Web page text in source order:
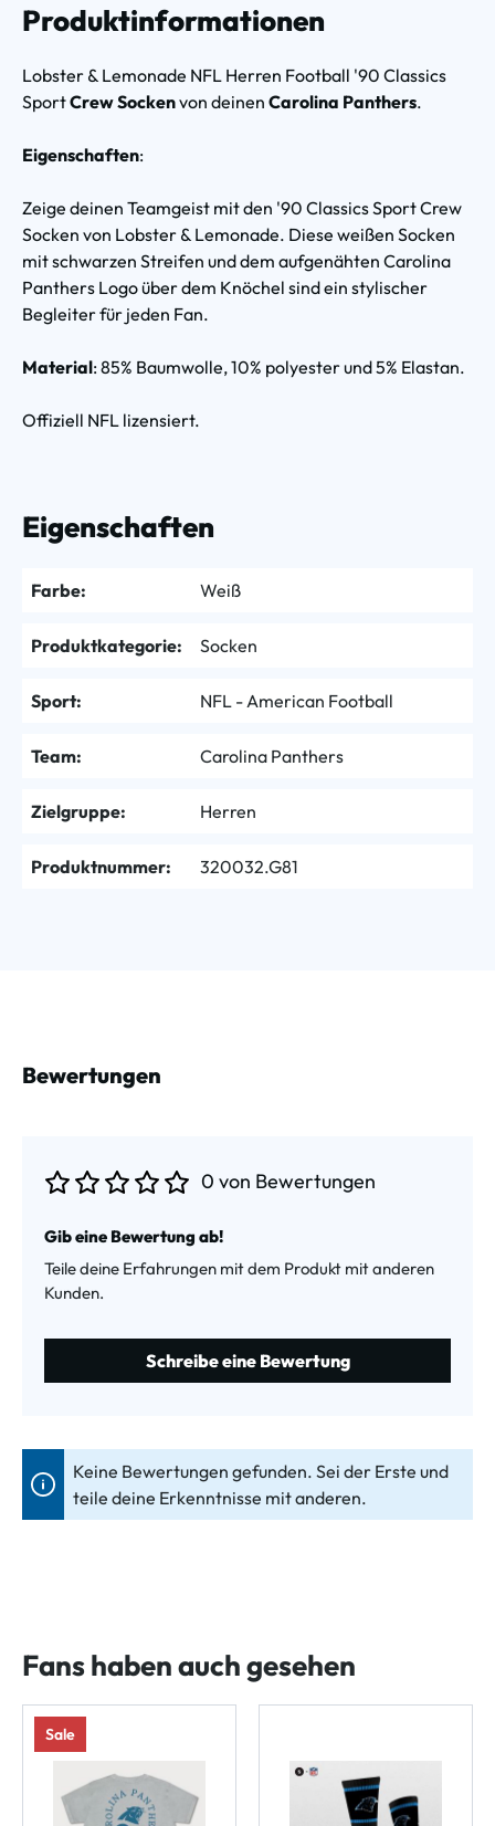
Produktinformationen
Lobster & Lemonade NFL Herren Football '90 Classics
SportCrew Sockenvon deinen Carolina Panthers.
Eigenschaften:
Zeige deinen Teamgeist mit den '90 Classics Sport Crew
Socken von Lobster & Lemonade. Diese weißen Socken
mit schwarzen Streifen und dem aufgenähten Carolina
Panthers Logo über dem Knöchel sind ein stylischer
Begleiter für jeden Fan.
Material: 85% Baumwolle, 10% polyester und 5% Elastan.
Offiziell NFL lizensiert.
Eigenschaften
Farbe: Weiß
Produktkategorie: Socken
Sport: NFL - American Football
Team: Carolina Panthers
Zielgruppe: Herren
Produktnummer: 320032.G81
Bewertungen
0 von Bewertungen
Gib eine Bewertung ab!
Teile deine Erfahrungen mit dem Produkt mit anderen
Kunden.
Schreibe eine Bewertung
Keine Bewertungen gefunden. Sei der Erste und
teile deine Erkenntnisse mit anderen.
Fans haben auch gesehen
Sale